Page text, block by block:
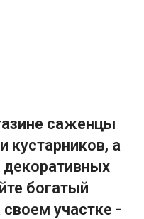
саженцы
кустарников, а
богатый
участке -